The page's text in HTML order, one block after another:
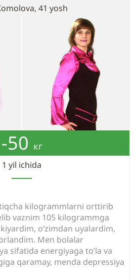
41 yosh
-50 кг
1 yil ichida
kilogrammlarni orttirib
vaznim 105 kilogrammga
o‘zimdan uyalardim,
Men bolalar
sifatida energiyaga to‘la va
qaramay, menda depressiya